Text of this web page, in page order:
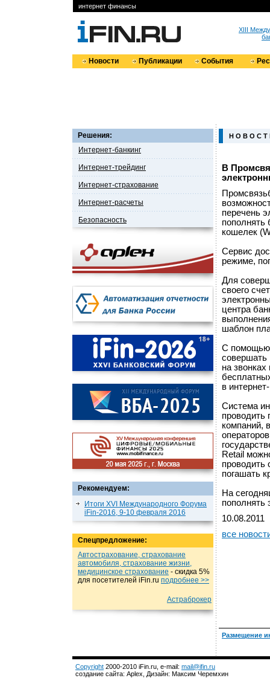
интернет финансы
XIII
Новости Публикации События
Решения:
Интернет-банкинг
Интернет-трейдинг
Интернет-страхование
Интернет-расчеты
Безопасность
Рекомендуем:
Итоги XVI Международного Форума
iFin-2016, 9-10 февраля 2016
Спецпредложение:
Автострахование, страхование
автомобиля, страхование жизни,
медицинское страхование - cкидка 5%
для посетителей iFin.ru подробнеe >>
Астраброкер
Н О В О С Т
В
перечень
пополнять
кошелек
Сервис
режиме,
Для
своего
центра
шаблон
C помощью
совершать
на
в
Система
проводить
компаний,
Retail
проводить
погашать
На
пополнять
10.08.2011
все
Размещение
Copyright 2000-2010 iFin.ru, e-mail: mail@ifin.ru
создание сайта: Aplex, Дизайн: Максим Черемхин